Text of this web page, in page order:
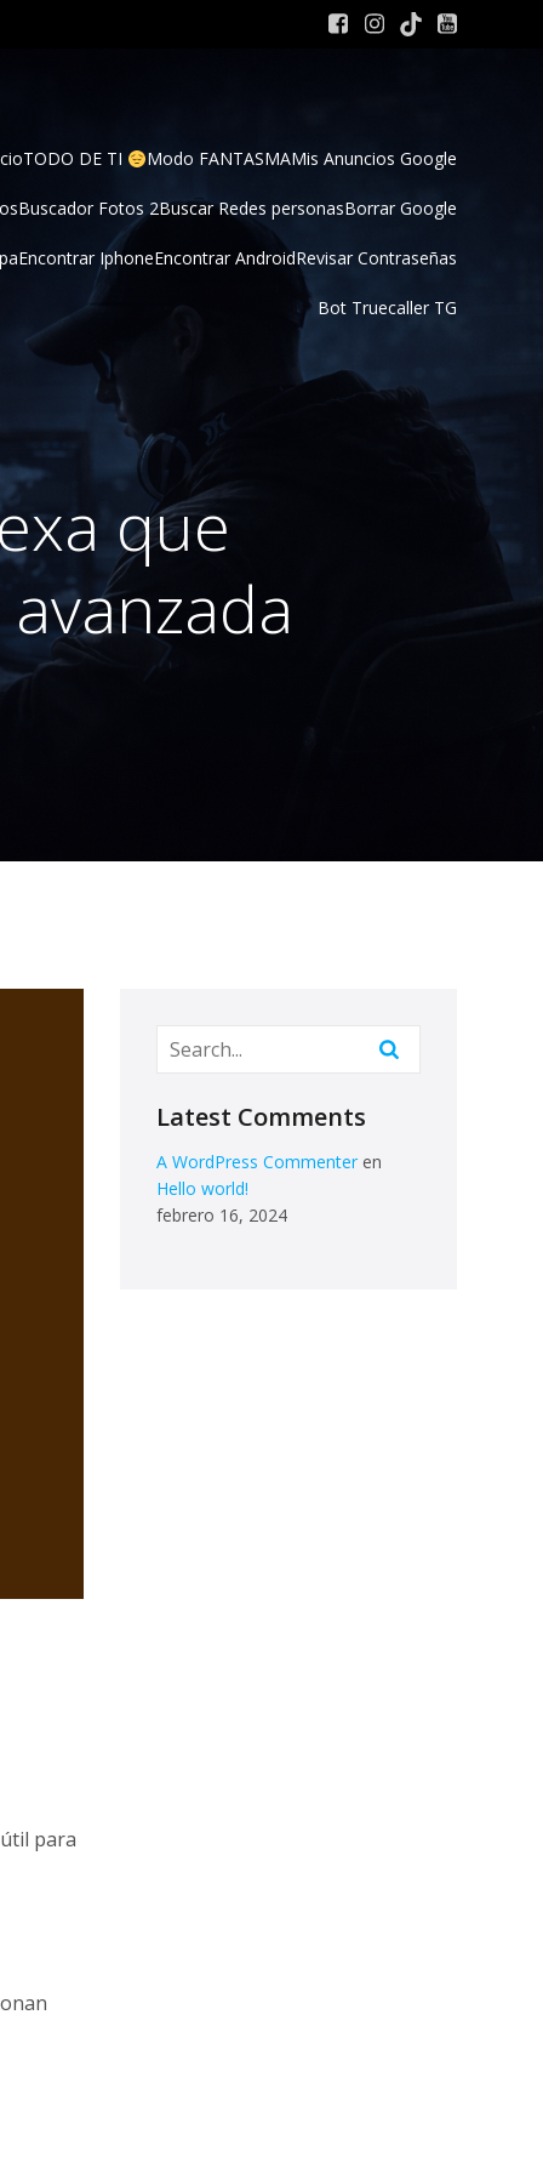
TODO DE TI Modo FANTASMAMis Anuncios Google
Buscador Fotos 2Buscar Redes personasBorrar Google
Encontrar IphoneEncontrar AndroidRevisar Contraseñas
Bot Truecaller TG
que
para
Latest Comments
A WordPress Commenter en
Hello world!
febrero 16, 2024